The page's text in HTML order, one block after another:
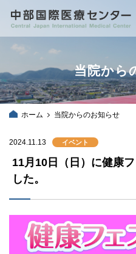
当院から
ホーム 当院からのお知らせ
2024.11.13 イベント
11月10日（日）に健康
した。